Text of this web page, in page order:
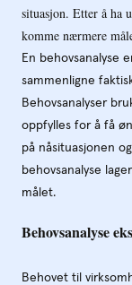
situasjon. Etter å ha
komme nærmere
En behovsanalyse
sammenligne
Behovsanalyser
oppfylles for å få
på nåsituasjonen
behovsanalyse
målet.
Behovsanalyse
Behovet til